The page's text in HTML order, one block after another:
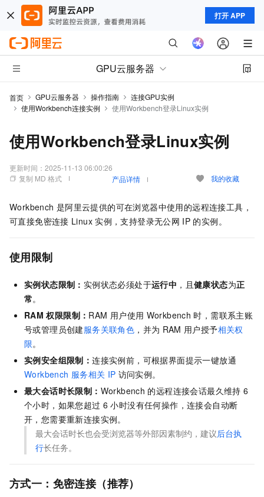
打开 APP
GPU云服务器
首页 GPU云服务器 操作指南
连接GPU实例
使用Workbench连接实例
使用Workbench登录Linux实例
使用Workbench登录Linux实例
更新时间： 2025-11-13 06:00:26
复制 MD 格式
产品详情 我的收藏
Workbench 是阿里云提供的可在浏览器中使用的远程连接工具，
可直接免密连接 Linux 实例，支持登录无公网 IP 的实例。
使用限制
实例状态限制： 实例状态必须处于运行中 ，且健康状态为正
常。
RAM 权限限制： RAM 用户使用 Workbench 时，需联系主账
号或管理员创建服务关联角色 ，并为 RAM 用户授予相关权
限。
实例安全组限制：连接实例前，可根据界面提示一键放通
Workbench 服务相关 IP 访问实例。
最大会话时长限制： Workbench 的远程连接会话最久维持 6
个小时，如果您超过 6 小时没有任何操作，连接会自动断
开，您需要重新连接实例。
最大会话时长也会受浏览器等外部因素制约，建议后台执
行长任务。
方式一：免密连接（推荐）